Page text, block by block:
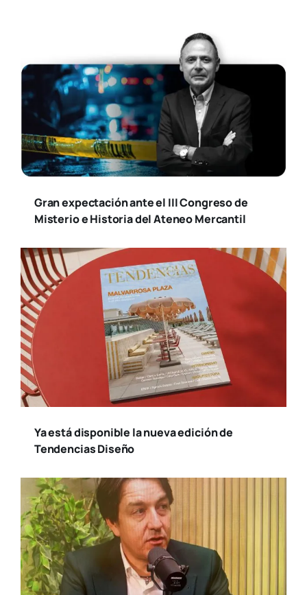
Gran expectación ante el III Congreso de
Misterio e Historia del Ateneo Mercantil
Ya está disponible la nueva edición de
Tendencias Diseño